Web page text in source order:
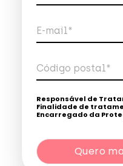
E-mail*
Telefone*
Código postal*
Responsável de
Finalidade de
Encarregado da
por obrigação legal. /
dados, bem como
Política de Privacidade.
Quero